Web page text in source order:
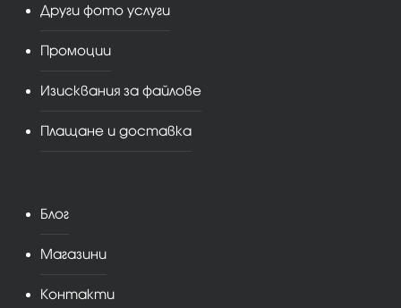
Други фото услуги
Промоции
Изисквания за файлове
Плащане и доставка
Блог
Магазини
Контакти